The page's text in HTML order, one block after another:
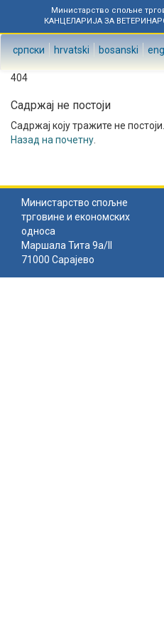
Министарство спољне
КАНЦЕЛАРИЈА ЗА
српски hrvatski bosanski
404
Садржај не постоји
Садржај коју тражите не постоји.
Назад на почетну
Министарство спољне
трговине и економских
односа
Маршала Тита 9а/II
71000 Сарајево